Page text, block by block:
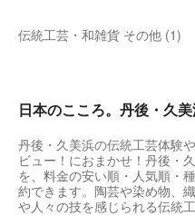
伝統工芸・和雑貨 その他 (1)
日本のこころ。丹後・久
丹後・久美浜の伝統工芸体験
ビュー！におまかせ！丹後・
を、料金の安い順・人気順・
約できます。陶芸や染め物、
や人々の技を感じられる伝統